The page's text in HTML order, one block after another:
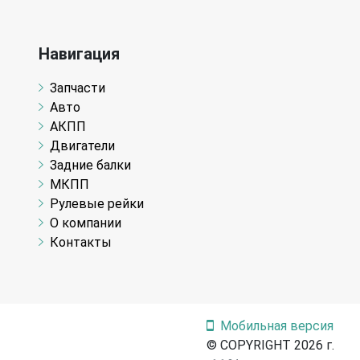
Навигация
Запчасти
Авто
АКПП
Двигатели
Задние балки
МКПП
Рулевые рейки
О компании
Контакты
Мобильная версия
© COPYRIGHT 2026 г.